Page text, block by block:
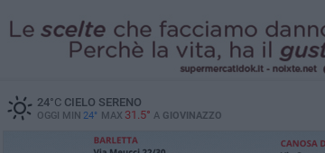
24°CCIELO SERENO
OGGI MIN 24° MAX 31.5° A GIOVINAZZO